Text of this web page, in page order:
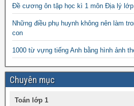
Đề cương ôn tập học kì 1 môn Địa lý lớp
Những điều phụ huynh không nên làm
con
1000 từ vựng tiếng Anh bằng hình ảnh
Chuyên mục
Toán lớp 1